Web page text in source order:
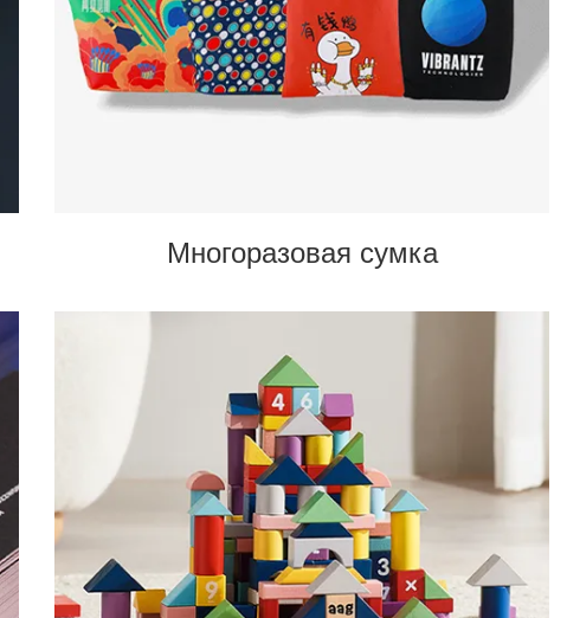
Многоразовая сумка